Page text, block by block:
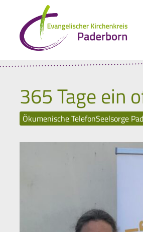
365 Tage ein
Ökumenische TelefonSeelsorge